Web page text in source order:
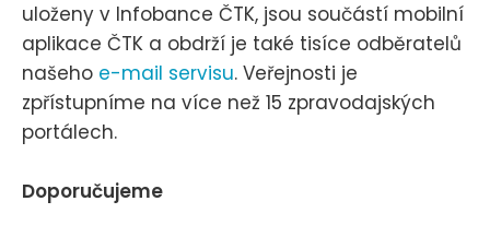
uloženy v Infobance ČTK, jsou součástí mobilní
aplikace ČTK a obdrží je také tisíce odběratelů
našeho e-mail servisu. Veřejnosti je
zpřístupníme na více než 15 zpravodajských
portálech.
Doporučujeme